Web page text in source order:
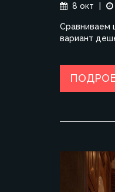
8 окт
Сравниваем
вариант